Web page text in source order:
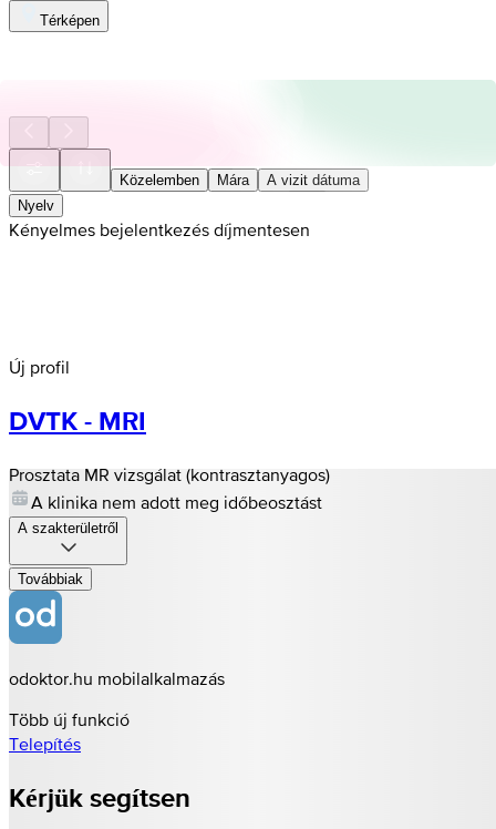
Térképen
Közelemben Mára
A vizit dátuma
Nyelv
Kényelmes bejelentkezés díjmentesen
Új profil
DVTK - MRI
Prosztata MR vizsgálat (kontrasztanyagos)
A klinika nem adott meg időbeosztást
A szakterületről
Továbbiak
odoktor.hu mobilalkalmazás
Több új funkció
Telepítés
Kérjük segítsen